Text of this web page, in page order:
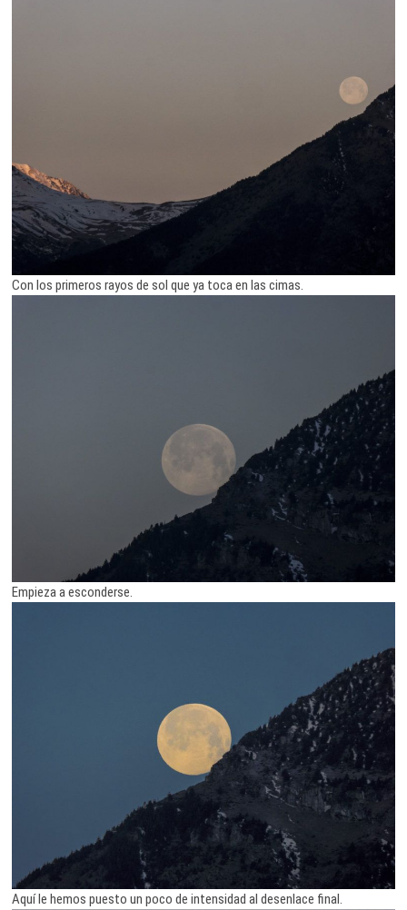
Con los primeros rayos de sol que ya toca en las cimas.
Empieza a esconderse.
Aquí le hemos puesto un poco de intensidad al desenlace final.